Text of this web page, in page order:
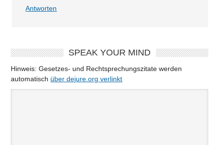
Antworten
SPEAK YOUR MIND
Hinweis: Gesetzes- und Rechtsprechungszitate werden
automatisch über dejure.org verlinkt